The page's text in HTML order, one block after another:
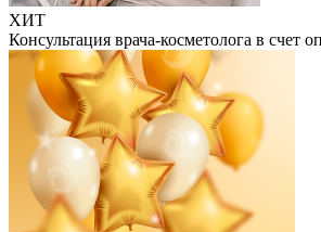
ХИТ
Консультация врача-косметолога в счет